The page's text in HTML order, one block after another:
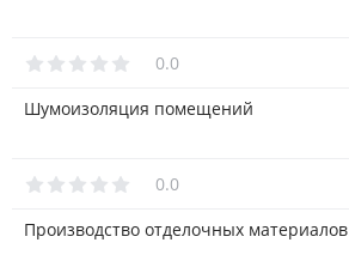
0.0
Шумоизоляция помещений
0.0
Производство отделочных материалов